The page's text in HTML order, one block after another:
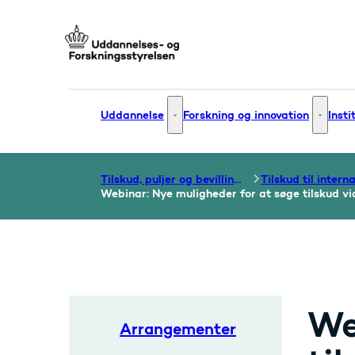
Uddannelse Uddannelse - Flere links
Forskning og innovation
Tilskud, puljer og bevillinger
Webinar: Nye muligheder for at søge tilskud
Arrangementer